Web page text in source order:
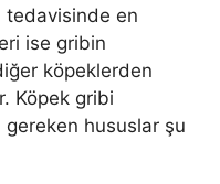
tedavisinde en
ise gribin
köpeklerden
Köpek gribi
hususlar şu